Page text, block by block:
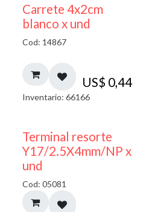
Carrete 4x2cm
blanco x und
Cod: 14867
US$ 0,44
Inventario: 66166
50% DESCUENTO
Terminal resorte
Y17/2.5X4mm/NP x
und
Cod: 05081